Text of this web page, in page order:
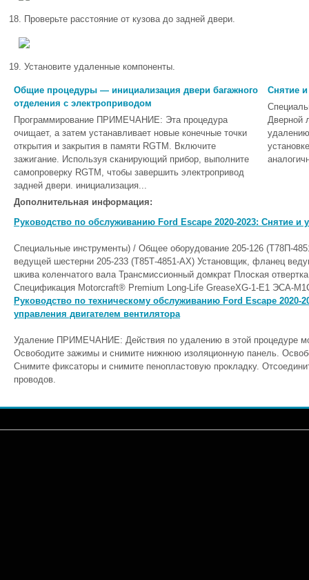
Проверьте расстояние от кузова до задней двери.
Установите удаленные компоненты.
Общие процедуры — инициализация двери багажного
отделения с электроприводом
Программирование ПРИМЕЧАНИЕ: Эта процедура
очищает, а затем устанавливает новые конечные точки
открытия и закрытия в памяти RGTM. Включите
зажигание. Используя сканирующий прибор, выполните
самопроверку RGTM, чтобы завершить электропривод
задней двери. инициализация...
Снятие
Дверной
Дополнительная информация:
Руководство по обслуживанию Ford Escape 2020-2023: Снятие
Специальные инструменты) / Общее оборудование 205-126 (Т78П-
ведущей шестерни 205-233 (Т85Т-4851-АХ) Установщик, фланец
шкива коленчатого вала Трансмиссионный домкрат Плоская
Спецификация Motorcraft® Premium Long-Life GreaseXG-1-E1 ЭСА-
Руководство по техническому обслуживанию Ford Escape 2020-
управления двигателем вентилятора
Удаление ПРИМЕЧАНИЕ: Действия по удалению в этой процедуре
Освободите зажимы и снимите нижнюю изоляционную панель.
Снимите фиксаторы и снимите пенопластовую прокладку.
проводов.